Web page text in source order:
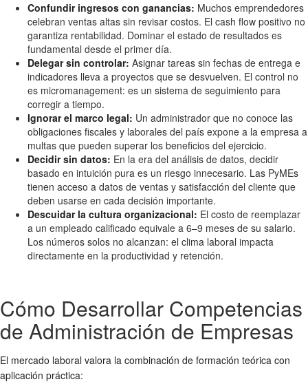
Confundir ingresos con ganancias: Muchos emprendedores
celebran ventas altas sin revisar costos. El cash flow positivo no
garantiza rentabilidad. Dominar el estado de resultados es
fundamental desde el primer día.
Delegar sin controlar: Asignar tareas sin fechas de entrega e
indicadores lleva a proyectos que se desvuelven. El control no
es micromanagement: es un sistema de seguimiento para
corregir a tiempo.
Ignorar el marco legal: Un administrador que no conoce las
obligaciones fiscales y laborales del país expone a la empresa a
multas que pueden superar los beneficios del ejercicio.
Decidir sin datos: En la era del análisis de datos, decidir
basado en intuición pura es un riesgo innecesario. Las PyMEs
tienen acceso a datos de ventas y satisfacción del cliente que
deben usarse en cada decisión importante.
Descuidar la cultura organizacional: El costo de reemplazar
a un empleado calificado equivale a 6–9 meses de su salario.
Los números solos no alcanzan: el clima laboral impacta
directamente en la productividad y retención.
Cómo Desarrollar Competencias
de Administración de Empresas
El mercado laboral valora la combinación de formación teórica con
aplicación práctica: